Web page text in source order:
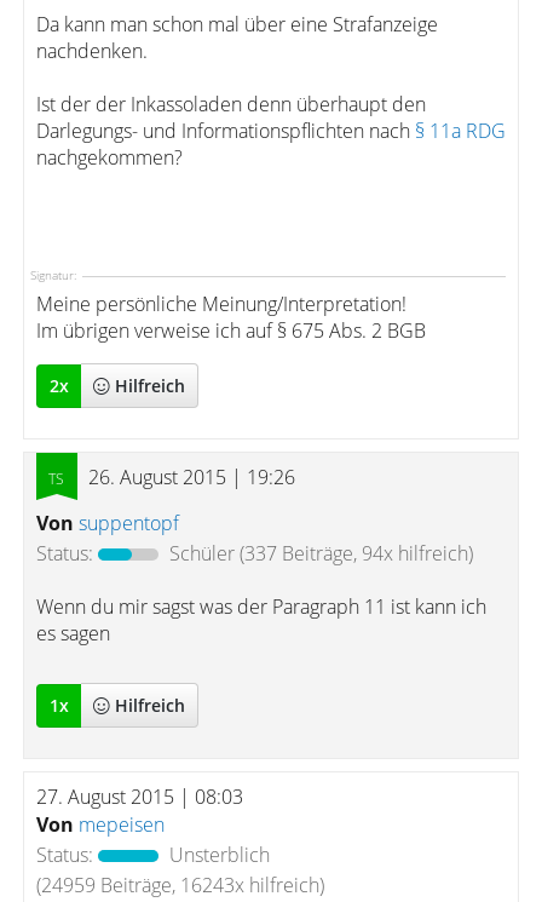
Da kann man schon mal über eine Strafanzeige
nachdenken.
Ist der der Inkassoladen denn überhaupt den
Darlegungs- und Informationspflichten nach § 11a RDG
nachgekommen?
Signatur:
Meine persönliche Meinung/Interpretation!
Im übrigen verweise ich auf § 675 Abs. 2 BGB
2x Hilfreich
26. August 2015 | 19:26
Von suppentopf
Status:
Schüler(337 Beiträge, 94x hilfreich)
Wenn du mir sagst was der Paragraph 11 ist kann ich
es sagen
1x Hilfreich
27. August 2015 | 08:03
Von mepeisen
Status:
Unsterblich
(24959 Beiträge, 16243x hilfreich)